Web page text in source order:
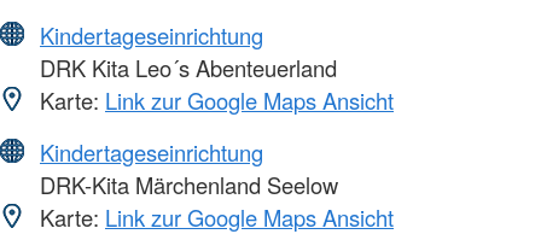
Kindertageseinrichtung
DRK Kita Leo´s Abenteuerland
Karte: Link zur Google Maps Ansicht
Kindertageseinrichtung
DRK-Kita Märchenland Seelow
Karte: Link zur Google Maps Ansicht